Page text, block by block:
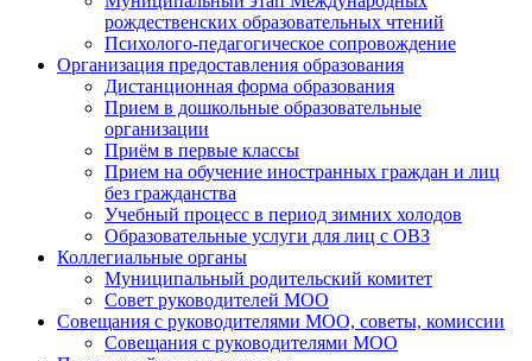
рождественских образовательных чтений
Психолого-педагогическое сопровождение
Организация предоставления образования
Дистанционная форма образования
Прием в дошкольные образовательные
организации
Приём в первые классы
Прием на обучение иностранных граждан и лиц
без гражданства
Учебный процесс в период зимних холодов
Образовательные услуги для лиц с ОВЗ
Коллегиальные органы
Муниципальный родительский комитет
Совет руководителей МОО
Совещания с руководителями МОО, советы, комиссии
Совещания с руководителями МОО